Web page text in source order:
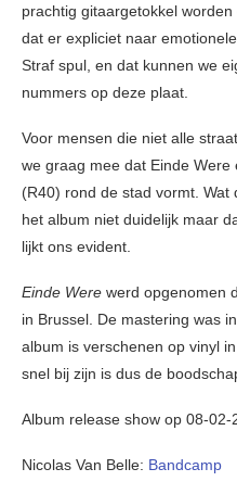
prachtig gitaargetokkel
dat er expliciet naar
Straf spul, en dat kunnen we
nummers op deze plaat.
Voor mensen die niet alle
we graag mee dat Einde
(R40) rond de stad vormt.
het album niet duidelijk maar
lijkt ons evident.
Einde Were werd opgenomen
in Brussel. De mastering was
album is verschenen op vinyl
snel bij zijn is dus de
Album release show op 08-02-
Nicolas Van Belle: Bandcamp